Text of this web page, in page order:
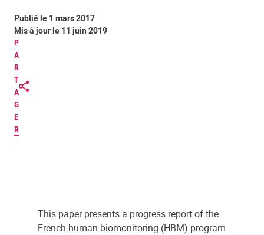
P
A
R
T
A
G
E
R
Publié le 1 mars 2017
Mis à jour le 11 juin 2019
This paper presents a progress report of the
French human biomonitoring (HBM) program